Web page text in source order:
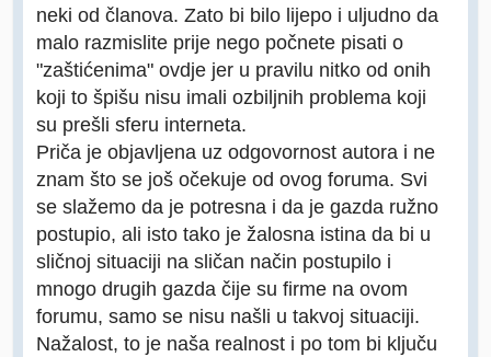
neki od članova. Zato bi bilo lijepo i uljudno da
malo razmislite prije nego počnete pisati o
"zaštićenima" ovdje jer u pravilu nitko od onih
koji to špišu nisu imali ozbiljnih problema koji
su prešli sferu interneta.
Priča je objavljena uz odgovornost autora i ne
znam što se još očekuje od ovog foruma. Svi
se slažemo da je potresna i da je gazda ružno
postupio, ali isto tako je žalosna istina da bi u
sličnoj situaciji na sličan način postupilo i
mnogo drugih gazda čije su firme na ovom
forumu, samo se nisu našli u takvoj situaciji.
Nažalost, to je naša realnost i po tom bi ključu